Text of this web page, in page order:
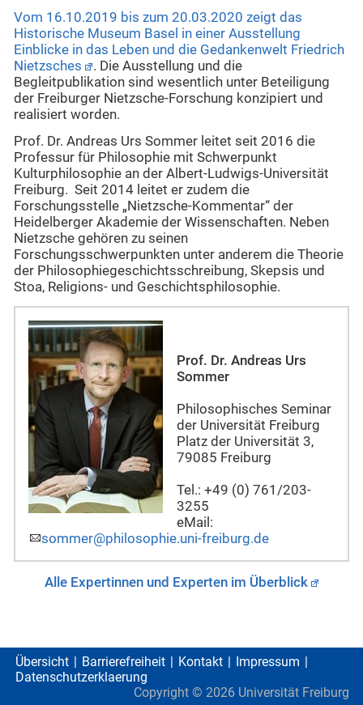
Vom 16.10.2019 bis zum 20.03.2020 zeigt das
Historische Museum Basel in einer Ausstellung
Einblicke in das Leben und die Gedankenwelt Friedrich
Nietzsches
. Die Ausstellung und die
Begleitpublikation sind wesentlich unter Beteiligung
der Freiburger Nietzsche-Forschung konzipiert und
realisiert worden.
Prof. Dr. Andreas Urs Sommer leitet seit 2016 die
Professur für Philosophie mit Schwerpunkt
Kulturphilosophie an der Albert-Ludwigs-Universität
Freiburg. Seit 2014 leitet er zudem die
Forschungsstelle „Nietzsche-Kommentar“ der
Heidelberger Akademie der Wissenschaften. Neben
Nietzsche gehören zu seinen
Forschungsschwerpunkten unter anderem die Theorie
der Philosophiegeschichtsschreibung, Skepsis und
Stoa, Religions- und Geschichtsphilosophie.
Prof. Dr. Andreas Urs
Sommer
Philosophisches Seminar
der Universität Freiburg
Platz der Universität 3,
79085 Freiburg
Tel.: +49 (0) 761/203-
3255
eMail:
sommer@philosophie.uni-freiburg.de
Alle Expertinnen und Experten im Überblick
Übersicht Barrierefreiheit Kontakt
Impressum
Datenschutzerklaerung
Copyright © 2026 Universität Freiburg